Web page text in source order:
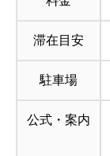
滞在目安
駐車場
公式・案内